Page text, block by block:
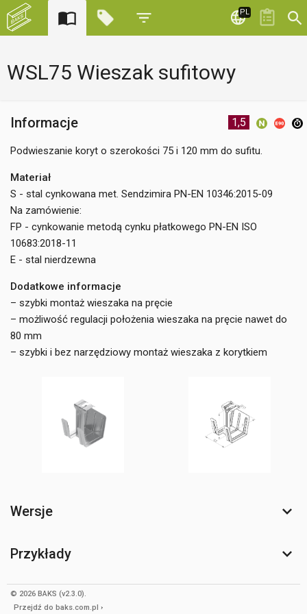
PL
WSL75 Wieszak sufitowy
1,5
Informacje
Podwieszanie koryt o szerokości 75 i 120 mm do sufitu.
Materiał
S - stal cynkowana met. Sendzimira PN-EN 10346:2015-09
Na zamówienie:
FP - cynkowanie metodą cynku płatkowego PN-EN ISO
10683:2018-11
E - stal nierdzewna
Dodatkowe informacje
– szybki montaż wieszaka na pręcie
– możliwość regulacji położenia wieszaka na pręcie nawet do
80 mm
– szybki i bez narzędziowy montaż wieszaka z korytkiem
Wersje
Przykłady
© 2026 BAKS (v2.3.0).
Przejdź do baks.com.pl